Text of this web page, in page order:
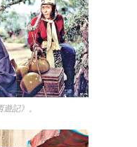
記》。